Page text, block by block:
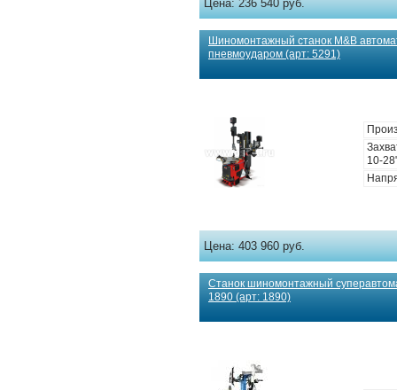
Цена:236 540 руб.
Шиномонтажный станок M&B
пневмоударом (арт: 5291)
10-
Цена:403 960 руб.
Станок шиномонтажный
1890 (арт: 1890)